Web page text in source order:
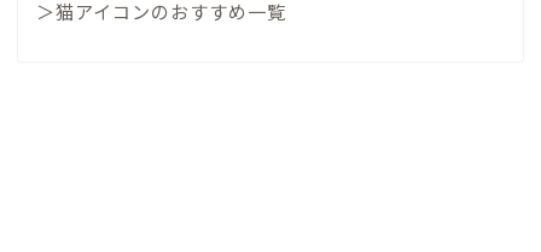
＞猫アイコンのおすすめ一覧